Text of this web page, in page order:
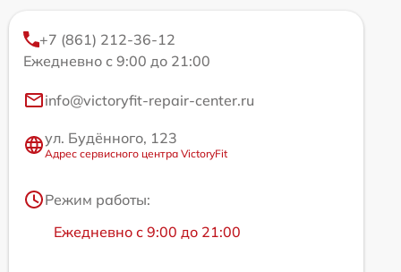
+7 (861) 212-36-12
Ежедневно с 9:00 до 21:00
info@victoryfit-repair-center.ru
ул. Будённого, 123
Адрес сервисного центра VictoryFit
Режим работы:
Ежедневно с 9:00 до 21:00